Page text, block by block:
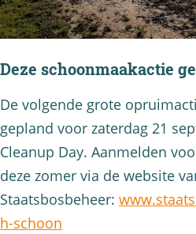
Deze schoonmaakactie
De volgende grote
gepland voor zaterdag 21
Cleanup Day. Aanmelden
deze zomer via de website
Staatsbosbeheer:
h-schoon